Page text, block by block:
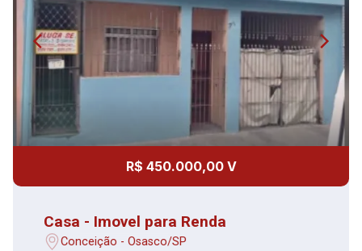
R$ 450.000,00 V
Casa - Imovel para Renda
Conceição - Osasco/SP